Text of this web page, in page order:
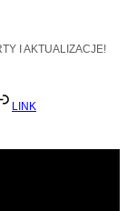
I AKTUALIZACJE!
LINK